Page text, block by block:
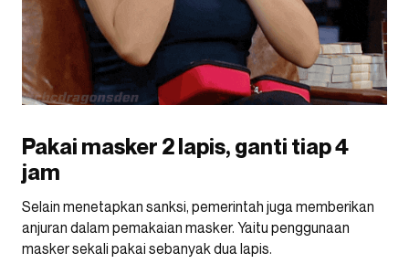
Pakai masker 2 lapis, ganti tiap 4
jam
Selain menetapkan sanksi, pemerintah juga memberikan
anjuran dalam pemakaian masker. Yaitu penggunaan
masker sekali pakai sebanyak dua lapis.